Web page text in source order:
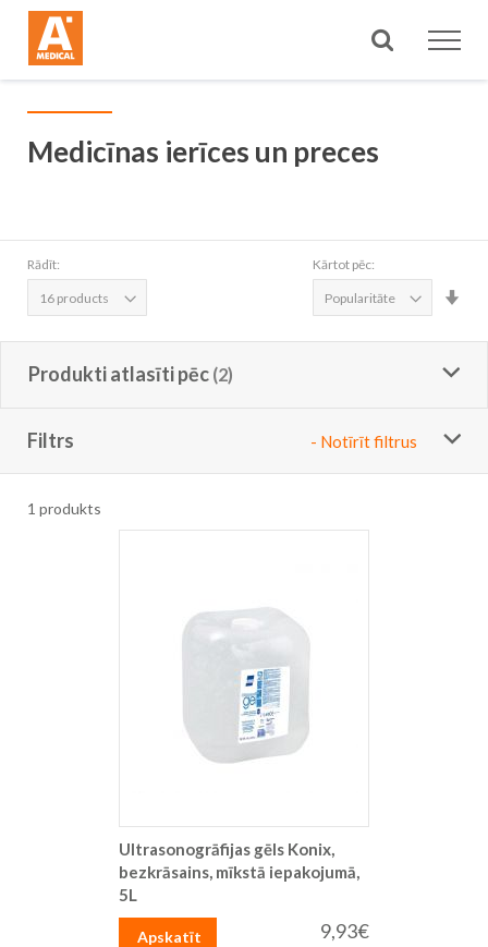
Meklēt
Medicīnas ierīces un preces
Rādīt: Kārtot pēc:
Produkti atlasīti pēc
Filtrs - Notīrīt filtrus
1 produkts
Ultrasonogrāfijas gēls Konix,
bezkrāsains, mīkstā iepakojumā,
5L
9,93€
Apskatīt